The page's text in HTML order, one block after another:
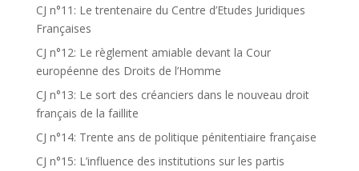
CJ n°11: Le trentenaire du Centre d’Etudes Juridiques
Françaises
CJ n°12: Le règlement amiable devant la Cour
européenne des Droits de l’Homme
CJ n°13: Le sort des créanciers dans le nouveau droit
français de la faillite
CJ n°14: Trente ans de politique pénitentiaire française
CJ n°15: L’influence des institutions sur les partis